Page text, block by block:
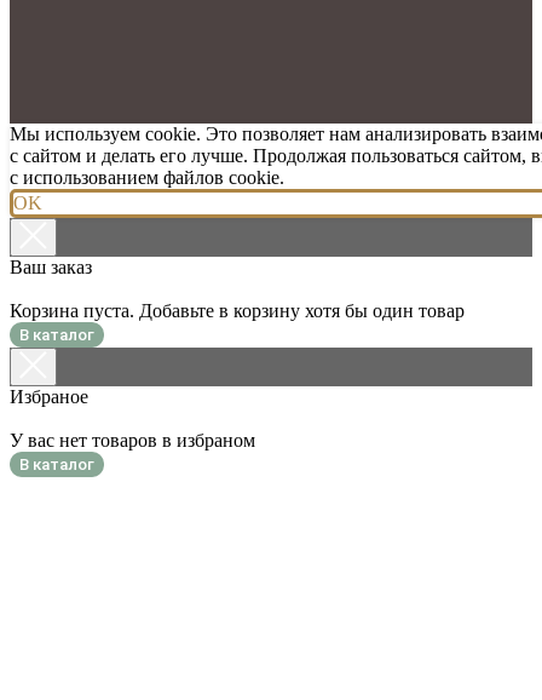
Мы используем cookie. Это позволяет нам анализировать
с сайтом и делать его лучше. Продолжая пользоваться сайтом,
с использованием файлов cookie.
OK
Ваш заказ
Корзина пуста. Добавьте в корзину хотя бы один товар
В каталог
Избраное
У вас нет товаров в избраном
В каталог